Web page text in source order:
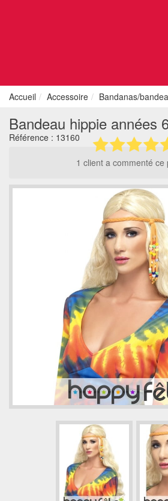
Accueil Accessoire Bandanas/
Bandeau hippie années
Référence : 13160
1 client a commenté ce